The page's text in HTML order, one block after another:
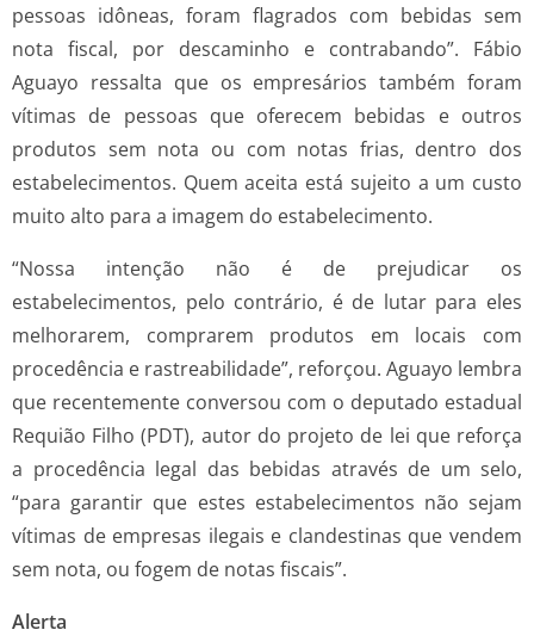
pessoas idôneas, foram flagrados com bebidas sem
nota fiscal, por descaminho e contrabando”. Fábio
Aguayo ressalta que os empresários também foram
vítimas de pessoas que oferecem bebidas e outros
produtos sem nota ou com notas frias, dentro dos
estabelecimentos. Quem aceita está sujeito a um custo
muito alto para a imagem do estabelecimento.
“Nossa intenção não é de prejudicar os
estabelecimentos, pelo contrário, é de lutar para eles
melhorarem, comprarem produtos em locais com
procedência e rastreabilidade”, reforçou. Aguayo lembra
que recentemente conversou com o deputado estadual
Requião Filho (PDT), autor do projeto de lei que reforça
a procedência legal das bebidas através de um selo,
“para garantir que estes estabelecimentos não sejam
vítimas de empresas ilegais e clandestinas que vendem
sem nota, ou fogem de notas fiscais”.
Alerta